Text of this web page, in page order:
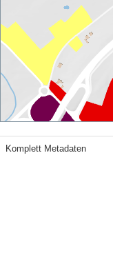
Komplett Metadaten